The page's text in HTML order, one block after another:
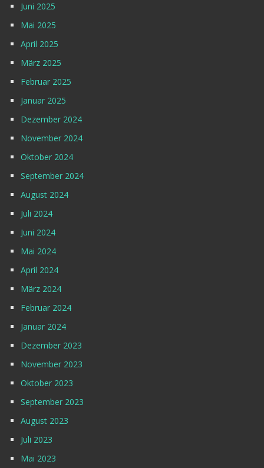
Juni 2025
Mai 2025
April 2025
März 2025
Februar 2025
Januar 2025
Dezember 2024
November 2024
Oktober 2024
September 2024
August 2024
Juli 2024
Juni 2024
Mai 2024
April 2024
März 2024
Februar 2024
Januar 2024
Dezember 2023
November 2023
Oktober 2023
September 2023
August 2023
Juli 2023
Mai 2023